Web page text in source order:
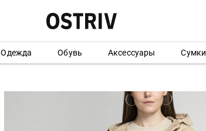
Одежда Обувь Аксессуары Сумки